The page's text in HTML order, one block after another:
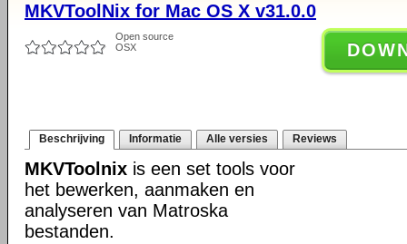
MKVToolNix for Mac OS X v31.0.0
Open source
OSX
Beschrijving Informatie Alle versies Reviews
MKVToolnix is een set tools voor
het bewerken, aanmaken en
analyseren van Matroska
bestanden.